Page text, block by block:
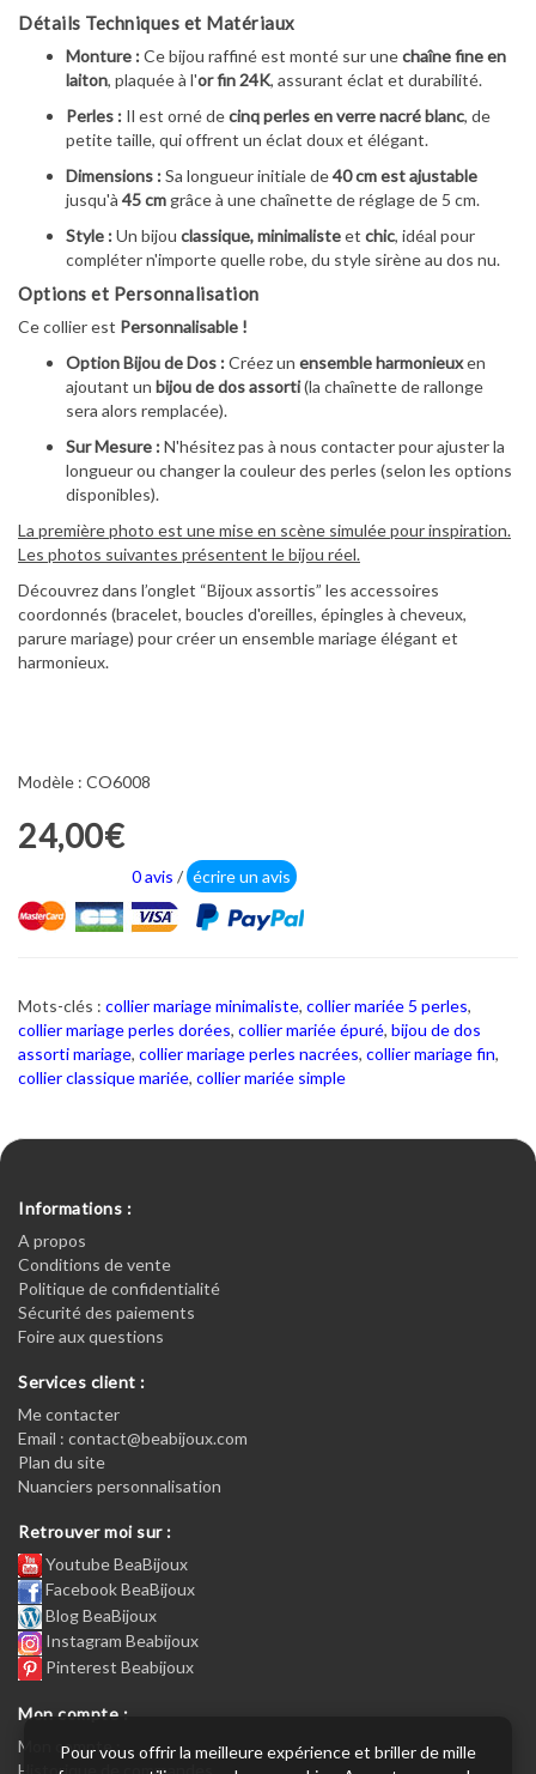
Détails Techniques et Matériaux
Monture :Ce bijou raffiné est monté sur unechaîne fine en
laiton, plaquée à l'or fin 24K, assurant éclat et durabilité.
Perles : Il est orné decinq perles en verre nacré blanc, de
petite taille, qui offrent un éclat doux et élégant.
Dimensions :Sa longueur initiale de40 cm est ajustable
jusqu'à 45 cm grâce à une chaînette de réglage de 5 cm.
Style :Un bijou classique, minimalisteet chic, idéal pour
compléter n'importe quelle robe, du style sirène au dos nu.
Options et Personnalisation
Ce collier est Personnalisable !
Option Bijou de Dos :Créez un ensemble harmonieuxen
ajoutant un bijou de dos assorti(la chaînette de rallonge
sera alors remplacée).
Sur Mesure :N'hésitez pas à nous contacter pour ajuster la
longueur ou changer la couleur des perles (selon les options
disponibles).
La première photo est une mise en scène simulée pour inspiration.
Les photos suivantes présentent le bijou réel.
Découvrez dans l’onglet “Bijoux assortis” les accessoires
coordonnés (bracelet, boucles d'oreilles, épingles à cheveux,
parure mariage) pour créer un ensemble mariage élégant et
harmonieux.
Modèle : CO6008
24,00€
0 avis / écrire un avis
Mots-clés : collier mariage minimaliste, collier mariée 5 perles,
collier mariage perles dorées, collier mariée épuré, bijou de dos
assorti mariage, collier mariage perles nacrées, collier mariage fin,
collier classique mariée, collier mariée simple
Informations :
A propos
Conditions de vente
Politique de confidentialité
Sécurité des paiements
Foire aux questions
Services client :
Me contacter
Email : contact@beabijoux.com
Plan du site
Nuanciers personnalisation
Retrouver moi sur :
Youtube BeaBijoux
Facebook BeaBijoux
Blog BeaBijoux
Instagram Beabijoux
Pinterest Beabijoux
Mon compte :
Mon compte :
Pour vous offrir la meilleure expérience et briller de mille